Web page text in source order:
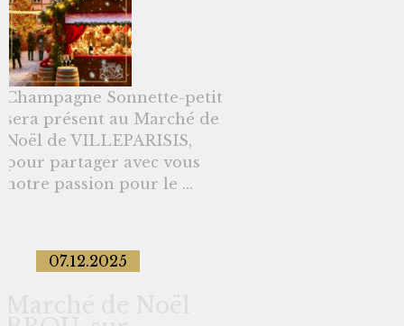
Champagne Sonnette-petit
sera présent au Marché de
Noël de VILLEPARISIS,
pour partager avec vous
notre passion pour le ...
07.12.2025